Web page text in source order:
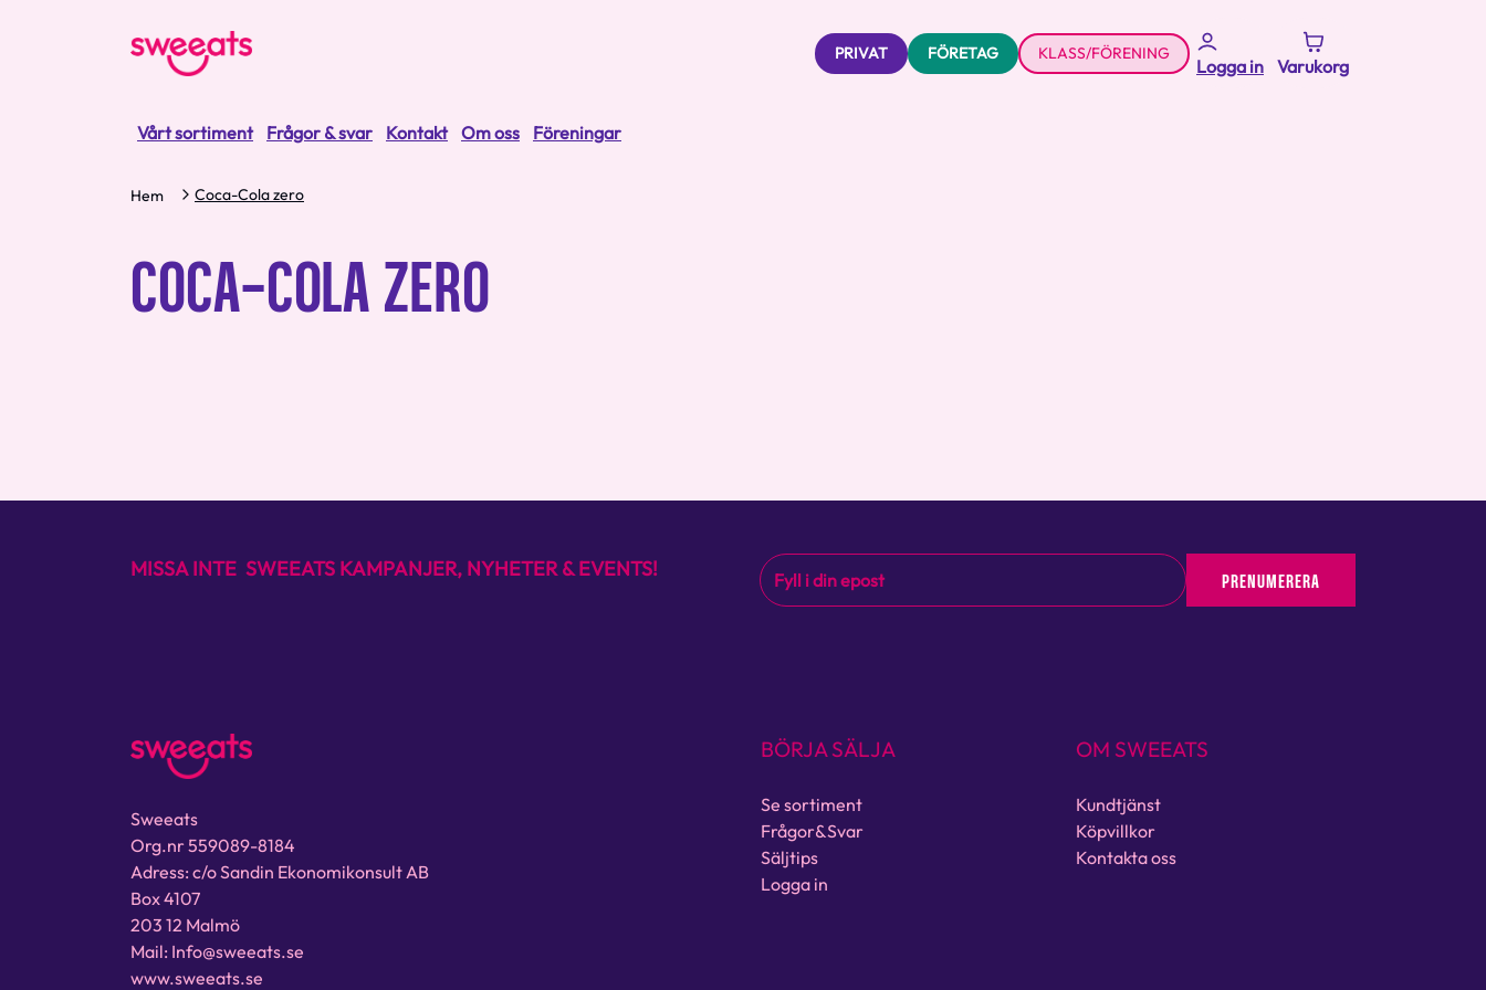
PRIVAT FÖRETAG KLASS/FÖRENING
Logga in Varukorg
Vårt sortiment Frågor & svar Kontakt Om oss Föreningar
Hem Coca-Cola zero
COCA-COLA ZERO
MISSA INTE SWEEATS KAMPANJER, NYHETER & EVENTS! PRENUMERERA
Sweeats
Org.nr 559089-8184
Adress: c/o Sandin Ekonomikonsult AB
Box 4107
203 12 Malmö
Mail: Info@sweeats.se
www.sweeats.se
BÖRJA SÄLJA
Se sortiment
Frågor&Svar
Säljtips
Logga in
OM SWEEATS
Kundtjänst
Köpvillkor
Kontakta oss